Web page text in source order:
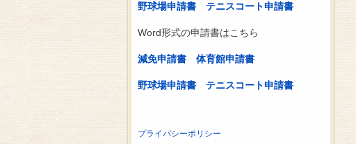
野球場申請書 テニスコート申請書
Word形式の申請書はこちら
減免申請書 体育館申請書
野球場申請書 テニスコート申請書
プライバシーポリシー